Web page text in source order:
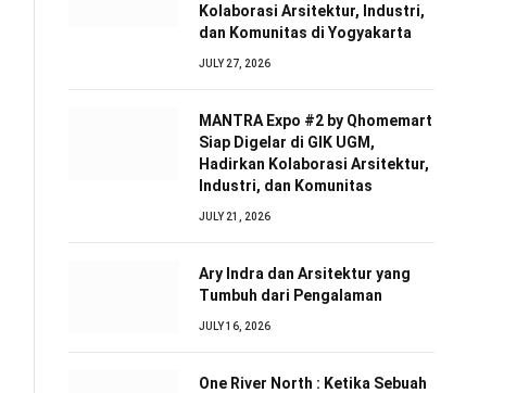
Kolaborasi Arsitektur, Industri,
dan Komunitas di Yogyakarta
JULY 27, 2026
MANTRA Expo #2 by Qhomemart
Siap Digelar di GIK UGM,
Hadirkan Kolaborasi Arsitektur,
Industri, dan Komunitas
JULY 21, 2026
Ary Indra dan Arsitektur yang
Tumbuh dari Pengalaman
JULY 16, 2026
One River North : Ketika Sebuah